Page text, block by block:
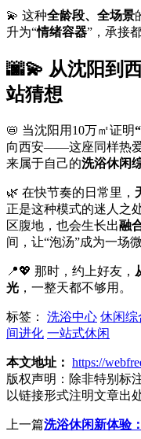
💫 这种全龄段、全场景
升为“情绪容器”，承接
🌆💫 从沈阳到
站猜想
📛 当沈阳用10万㎡证明
向西安——这座同样热
来属于自己的洗浴休闲
🌿 在快节奏的日常里，
正是这种模式的迷人之
区腹地，也会生长出融
间，让“泡汤”成为一场微
📍💖 那时，约上好友，
光 ，一整天都不够用。
标签： 洗浴中心 休闲综
间进化 一站式休闲
本文地址： https://
版权声明： 除非特别标
以链接形式注明文章出处
上一篇洗浴休闲新体验